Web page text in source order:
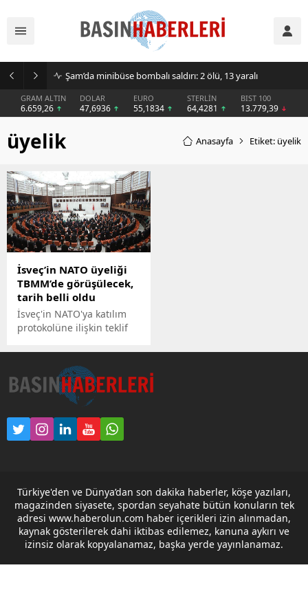
Şam’da minibüse bombalı saldırı: 2 ölü, 13 yaralı
GRAM ALTIN
6.659,26
DOLAR
47,6936
EURO
55,1834
STERLİN
64,4281
BIST 100
13.779,39
üyelik Anasayfa Etiket: üyelik
İsveç’in NATO üyeliği
TBMM’de görüşülecek,
tarih belli oldu
İsveç'in NATO'ya katılım
protokolüne ilişkin teklif
Komisyonu'nda
görüşülecek.
Türkiye'den ve Dünya’dan son dakika haberler, köşe yazıları,
magazinden siyasete, spordan seyahate bütün konuların tek
adresi www.haberolun.com haber içerikleri izin alınmadan,
kaynak gösterilerek dahi iktibas edilemez, kanuna aykırı ve
izinsiz olarak kopyalanamaz, başka yerde yayınlanamaz.